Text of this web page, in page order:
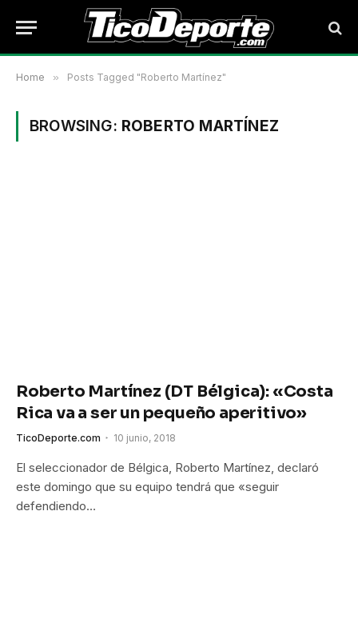
Home » Posts Tagged "Roberto Martínez"
BROWSING: ROBERTO MARTÍNEZ
Roberto Martínez (DT Bélgica): «Costa
Rica va a ser un pequeño aperitivo»
TicoDeporte.com 10 junio, 2018
El seleccionador de Bélgica, Roberto Martínez, declaró
este domingo que su equipo tendrá que «seguir
defendiendo…